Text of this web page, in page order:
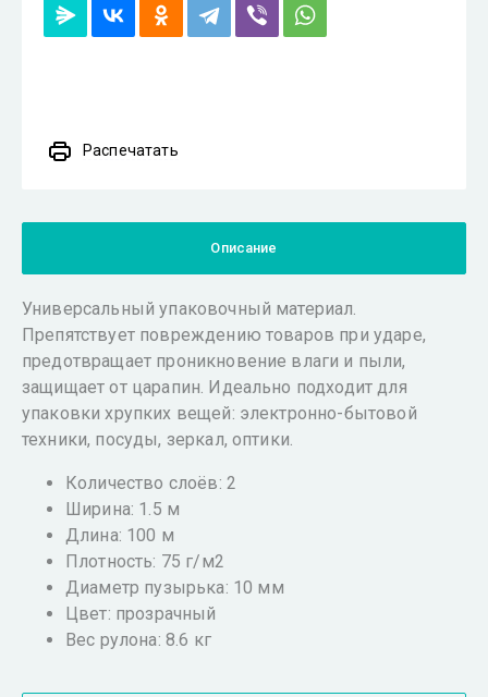
Распечатать
Описание
Универсальный упаковочный материал.
Препятствует повреждению товаров при ударе,
предотвращает проникновение влаги и пыли,
защищает от царапин. Идеально подходит для
упаковки хрупких вещей: электронно-бытовой
техники, посуды, зеркал, оптики.
Количество слоёв: 2
Ширина: 1.5 м
Длина: 100 м
Плотность: 75 г/м2
Диаметр пузырька: 10 мм
Цвет: прозрачный
Вес рулона: 8.6 кг